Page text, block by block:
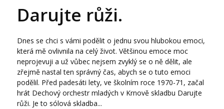
Darujte růži.
Dnes se chci s vámi podělit o jednu svou hlubokou emoci,
která mě ovlivnila na celý život. Většinou emoce moc
neprojevuji a už vůbec nejsem zvyklý se o ně dělit, ale
zřejmě nastal ten správný čas, abych se o tuto emoci
podělil. Před padesáti lety, ve školním roce 1970-71, začal
hrát Dechový orchestr mladých v Krnově skladbu Darujte
růži. Je to sólová skladba...